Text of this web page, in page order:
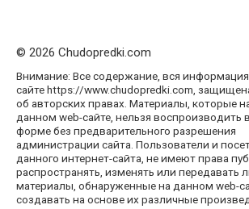
© 2026 Chudopredki.com
Внимание: Все содержание, вся
сайте https://www.chudopredki.com,
об авторских правах. Материалы, которые
данном web-сайте, нельзя воспроизводить
форме без предварительного разрешения
администрации сайта. Пользователи и
данного интернет-сайта, не имеют права
распространять, изменять или передавать
материалы, обнаруженные на данном web-
создавать на основе их различные